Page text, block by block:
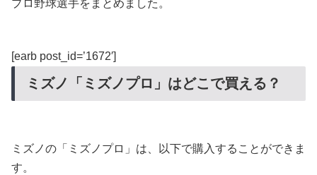
プロ野球選手をまとめました。
[earb post_id=’1672′]
ミズノ「ミズノプロ」はどこで買える？
ミズノの「ミズノプロ」は、以下で購入することができま
す。